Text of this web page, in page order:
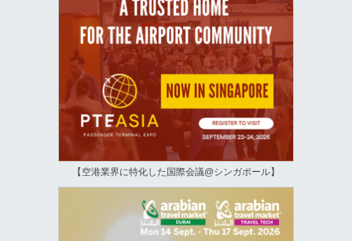
【空港業界に特化した国際会議@シンガポール】